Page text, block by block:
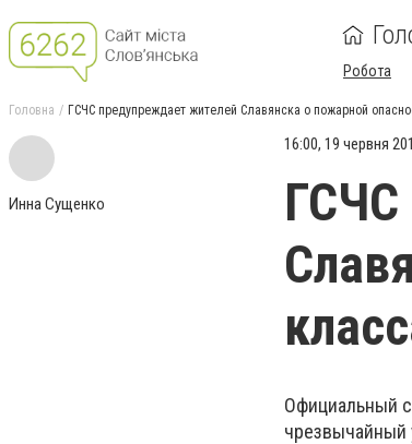
Робота
Головна ГСЧС предупреждает жителей Славянска о пожарной
Инна Сущенко
16:00, 19 червня
ГСЧС
Официальный
чрезвычайный